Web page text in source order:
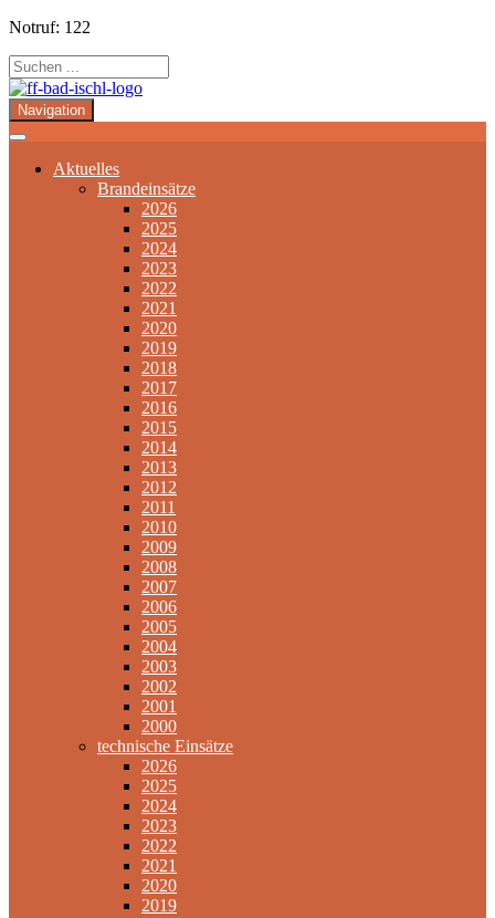
Notruf: 122
Navigation
Aktuelles
Brandeinsätze
2026
2025
2024
2023
2022
2021
2020
2019
2018
2017
2016
2015
2014
2013
2012
2011
2010
2009
2008
2007
2006
2005
2004
2003
2002
2001
2000
technische Einsätze
2026
2025
2024
2023
2022
2021
2020
2019